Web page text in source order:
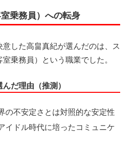
乗務員）への転身
した高畠真紀が選んだのは、ス
乗務員）という職業でした。
だ理由（推測）
の不安定さとは対照的な安定性
イドル時代に培ったコミュニケ